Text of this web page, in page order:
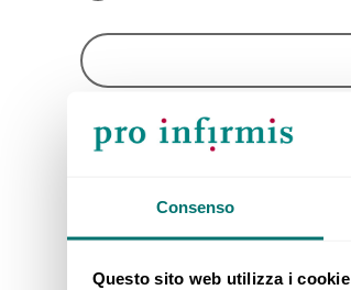
Consenso
Questo sito web utilizza i cookie